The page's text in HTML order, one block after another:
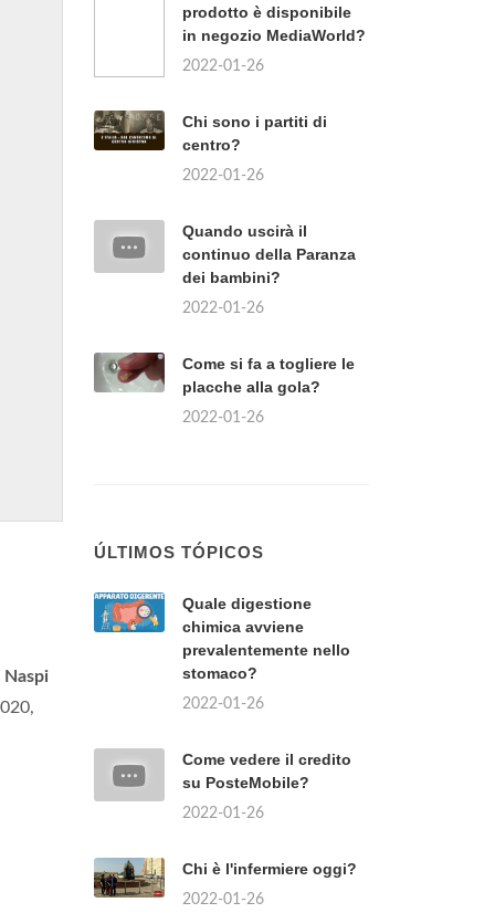
Naspi
prodotto è disponibile
in negozio MediaWorld?
2022-01-26
Chi sono i partiti di
centro?
2022-01-26
Quando uscirà il
continuo della Paranza
dei bambini?
2022-01-26
Come si fa a togliere le
placche alla gola?
2022-01-26
ÚLTIMOS TÓPICOS
Quale digestione
chimica avviene
prevalentemente nello
stomaco?
2022-01-26
Come vedere il credito
su PosteMobile?
2022-01-26
Chi è l'infermiere oggi?
2022-01-26